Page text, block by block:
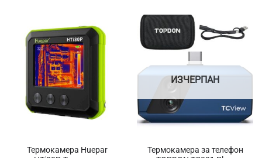
Термокамера Huepar
ИЗЧЕРПАН
Термокамера за телефон